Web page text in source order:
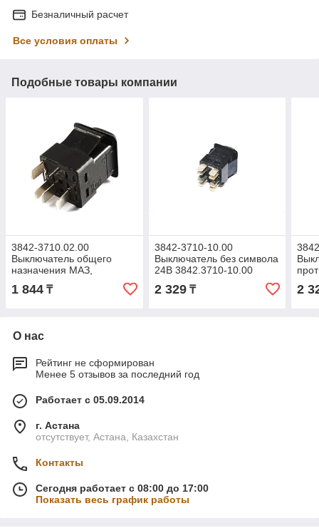
Безналичный расчет
Все условия оплаты
Подобные товары компании
3842-3710.02.00
Выключатель общего
назначения МАЗ,
АВАР)
1 844 ₸
3842-3710-10.00
Выключатель без символа
24В 3842.3710-10.00
2 329₸ 2
О нас
Рейтинг не сформирован
Менее 5 отзывов за последний год
Работает с 05.09.2014
г. Астана
отсутствует, Астана, Казахстан
Контакты
Сегодня работает с 08:00 до 17:00
Показать весь график работы